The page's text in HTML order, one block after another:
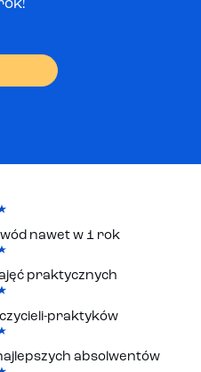
nawet w 1 rok
praktycznych
praktyków
absolwentów